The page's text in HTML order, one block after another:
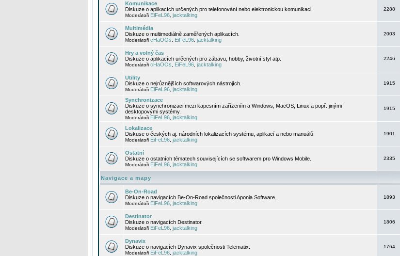
Komunikace
Diskuze o aplikacích určených pro telefonování nebo elektronickou komunikaci.
Moderátoři EiFeL96 jacktalking
2288
Multimédia
Diskuze o multimediálně zaměřených aplikacích.
Moderátoři cHaOOs EiFeL96 jacktalking
2003
Hry a volný čas
Diskuze o aplikacích určených pro zábavu, hobby, životní styl atp.
Moderátoři cHaOOs EiFeL96 jacktalking
2246
Utility
Diskuze o nejrůznějších softwarových nástrojích.
Moderátoři EiFeL96 jacktalking
1915
Synchronizace
Diskuze o synchronizaci mezi kapesním zařízením a Windows, MacOS, Linux a popř. jinými
desktopovými systémy.
Moderátoři EiFeL96 jacktalking
1915
Lokalizace
Diskuse o českých aj. národních lokalizacích systému, aplikací a nebo manuálů.
Moderátoři EiFeL96 jacktalking
1901
Ostatní
Diskuze o ostatních tématech souvisejících se softwarem pro Windows Mobile.
Moderátoři EiFeL96 jacktalking
2335
Navigace a mapy
Be-On-Road
Diskuze o navigacích Be-On-Road společnosti Aponia Software.
Moderátoři EiFeL96 jacktalking
1893
Destinator
Diskuze o navigacích Destinator.
Moderátoři EiFeL96 jacktalking
1806
Dynavix
Diskuze o navigacích Dynavix společnosti Telematix.
Moderátoři EiFeL96 jacktalking
1764